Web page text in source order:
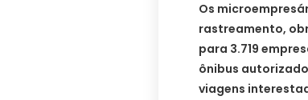
Os
rastreamento,
para 3.719
ônibus
viagens